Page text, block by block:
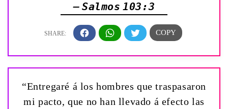
— Salmos 103:3
“Entregaré á los hombres que traspasaron
mi pacto, que no han llevado á efecto las